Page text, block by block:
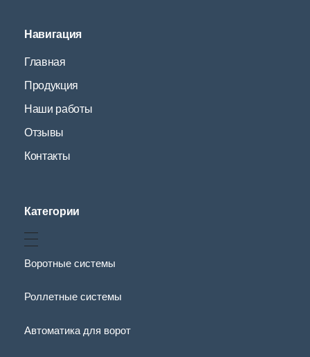
Навигация
Главная
Продукция
Наши работы
Отзывы
Контакты
Категории
Воротные системы
Роллетные системы
Автоматика для ворот